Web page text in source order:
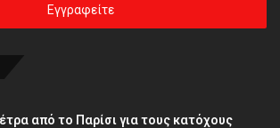
από το Παρίσι για τους κατόχους